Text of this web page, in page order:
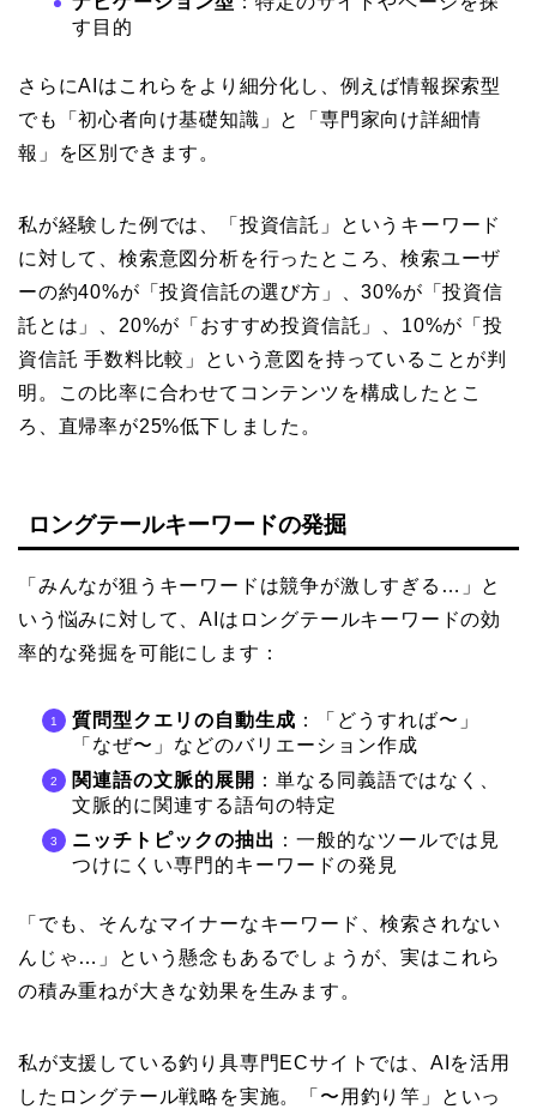
す目的
さらにAIはこれらをより細分化し、例えば情報探索型
でも「初心者向け基礎知識」と「専門家向け詳細情
報」を区別できます。
私が経験した例では、「投資信託」というキーワード
に対して、検索意図分析を行ったところ、検索ユーザ
ーの約40%が「投資信託の選び方」、30%が「投資信
託とは」、20%が「おすすめ投資信託」、10%が「投
資信託 手数料比較」という意図を持っていることが判
明。この比率に合わせてコンテンツを構成したとこ
ろ、直帰率が25%低下しました。
ロングテールキーワードの発掘
「みんなが狙うキーワードは競争が激しすぎる…」と
いう悩みに対して、AIはロングテールキーワードの効
率的な発掘を可能にします：
質問型クエリの自動生成 ：「どうすれば〜」
「なぜ〜」などのバリエーション作成
関連語の文脈的展開 ：単なる同義語ではなく、
文脈的に関連する語句の特定
ニッチトピックの抽出 ：一般的なツールでは見
つけにくい専門的キーワードの発見
「でも、そんなマイナーなキーワード、検索されない
んじゃ…」という懸念もあるでしょうが、実はこれら
の積み重ねが大きな効果を生みます。
私が支援している釣り具専門ECサイトでは、AIを活用
したロングテール戦略を実施。「〜用釣り竿」といっ